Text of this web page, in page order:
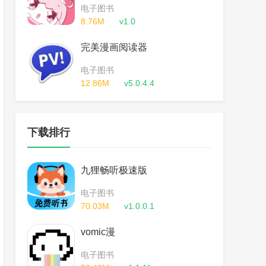
电子图书
8.76M
v1.0
完美漫画阅读器
电子图书
12.86M
v5.0.4.4
下载排行
九狸畅听极速版
电子图书
70.03M
v1.0.0.1
vomic漫
电子图书